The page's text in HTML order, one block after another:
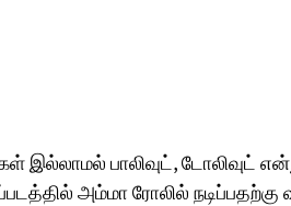
இல்லாமல் பாலிவுட், டோலிவுட்
அம்மா ரோலில் நடிப்பதற்கு